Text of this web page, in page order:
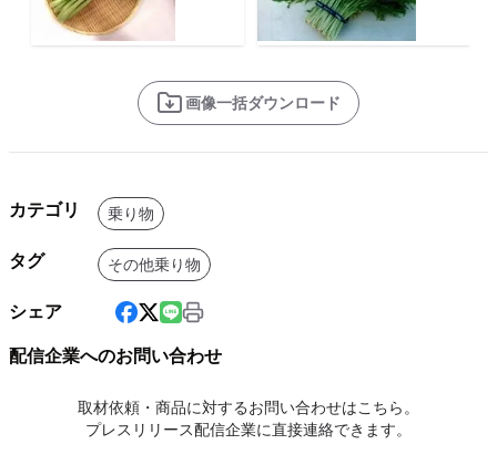
画像一括ダウンロード
カテゴリ 乗り物
タグ その他乗り物
シェア
配信企業へのお問い合わせ
取材依頼・商品に対するお問い合わせはこちら。
プレスリリース配信企業に直接連絡できます。